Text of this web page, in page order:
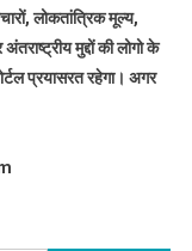
लोकतांत्रिक मूल्य,
मुद्दों की लोगो के
प्रयासरत रहेगा। अगर